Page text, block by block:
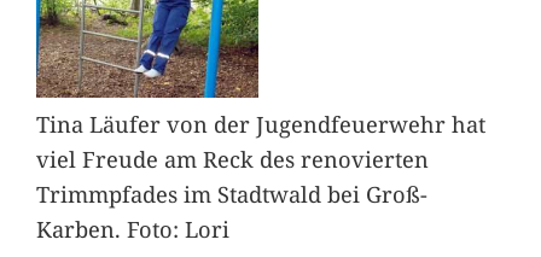
Tina Läufer von der Jugendfeuerwehr hat
viel Freude am Reck des renovierten
Trimmpfades im Stadtwald bei Groß-
Karben. Foto: Lori